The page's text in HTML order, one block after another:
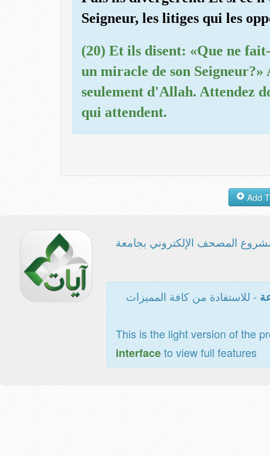
Seigneur, les litiges qui les
(20) Et ils disent: «Que ne
un miracle de son
seulement d'Allah. Attendez
qui attendent.
المصحف الإلكتروني بجامعة
- للاستفادة من كافة المميزات
This is the light version of the
interfaceto view full features